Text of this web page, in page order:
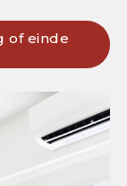
of einde